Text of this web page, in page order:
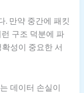
. 만약 중간에 패킷
구조 덕분에 파
성이 중요한 서
데이터 손실이